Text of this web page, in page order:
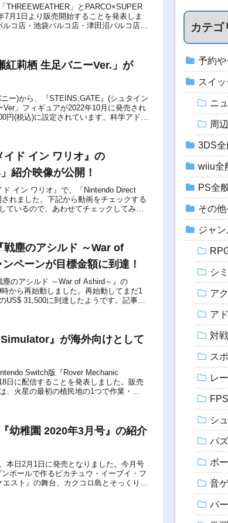
THREEWEATHER」とPARCO×SUPER
月1日より販売開始することを発表しま
コ店・池袋パルコ店・津田沼パルコ店・
紅莉栖 生足バニーVer.」が
ー)から、『STEINS;GATE』(シュタイン
」フィギュアが2022年10月に発売され
(税込)に設定されています。科学アドベ
ド イン ワリオ』の
紹介映像が公開！
イン ワリオ』で、「Nintendo Direct
れました。下記から動画をチェックする
ているので、あわせてチェックしてみて
塵のアシルド ～War of
ペーンが目標金額に到達！
のアシルド ～War of Ashird～』の
から再始動しました。再始動してまだ1
US$ 31,500に到達したようです。記事
』が海外向けとして
Switch版『Rover Mechanic
日に配信することを発表しました。販売
、火星の最初の植民地の1つで作業・...
幼稚園 2020年3月号』の紹介
本日2月1日に発売となりました。今月号
ボールで作るピカチュウ・イーブイ・フ
スト』の舞台、カクコロ島とそっくりな
カテゴ
予約や
スイ
ニ
周
3DS全
wiiu全
PS全
その
ジャン
シ
ア
ア
対
ス
レ
シ
パ
ボ
音
パ